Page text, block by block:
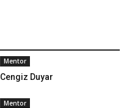
Mentor
Cengiz Duyar
Mentor